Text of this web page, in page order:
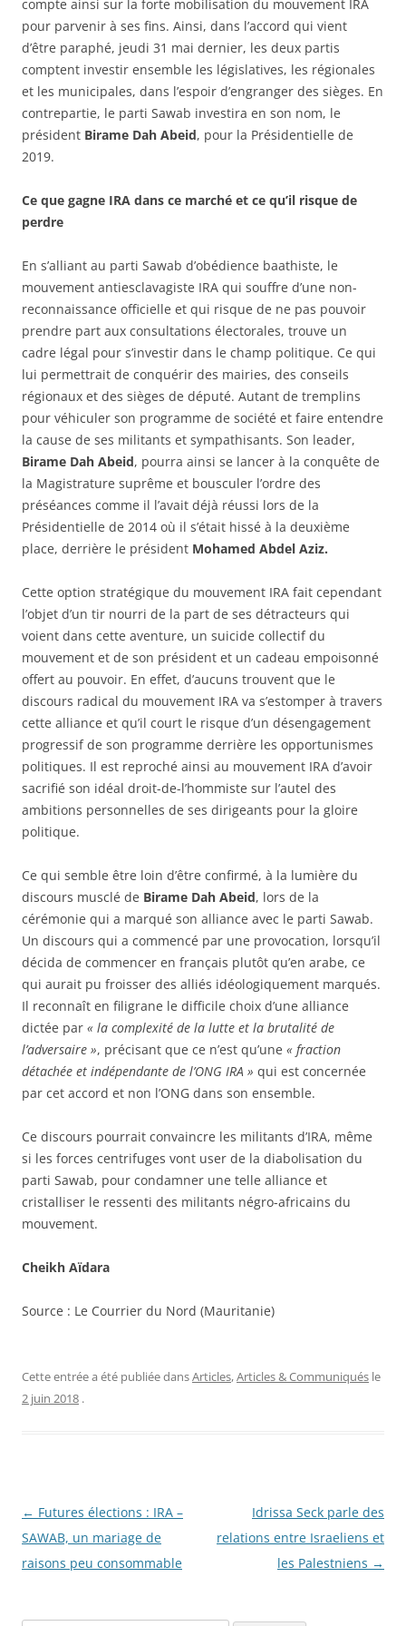
compte ainsi sur la forte mobilisation du mouvement IRA
pour parvenir à ses fins. Ainsi, dans l’accord qui vient
d’être paraphé, jeudi 31 mai dernier, les deux partis
comptent investir ensemble les législatives, les régionales
et les municipales, dans l’espoir d’engranger des sièges. En
contrepartie, le parti Sawab investira en son nom, le
président Birame Dah Abeid, pour la Présidentielle de
2019.
Ce que gagne IRA dans ce marché et ce qu’il risque de
perdre
En s’alliant au parti Sawab d’obédience baathiste, le
mouvement antiesclavagiste IRA qui souffre d’une non-
reconnaissance officielle et qui risque de ne pas pouvoir
prendre part aux consultations électorales, trouve un
cadre légal pour s’investir dans le champ politique. Ce qui
lui permettrait de conquérir des mairies, des conseils
régionaux et des sièges de député. Autant de tremplins
pour véhiculer son programme de société et faire entendre
la cause de ses militants et sympathisants. Son leader,
Birame Dah Abeid, pourra ainsi se lancer à la conquête de
la Magistrature suprême et bousculer l’ordre des
préséances comme il l’avait déjà réussi lors de la
Présidentielle de 2014 où il s’était hissé à la deuxième
place, derrière le président Mohamed Abdel Aziz.
Cette option stratégique du mouvement IRA fait cependant
l’objet d’un tir nourri de la part de ses détracteurs qui
voient dans cette aventure, un suicide collectif du
mouvement et de son président et un cadeau empoisonné
offert au pouvoir. En effet, d’aucuns trouvent que le
discours radical du mouvement IRA va s’estomper à travers
cette alliance et qu’il court le risque d’un désengagement
progressif de son programme derrière les opportunismes
politiques. Il est reproché ainsi au mouvement IRA d’avoir
sacrifié son idéal droit-de-l’hommiste sur l’autel des
ambitions personnelles de ses dirigeants pour la gloire
politique.
Ce qui semble être loin d’être confirmé, à la lumière du
discours musclé de Birame Dah Abeid, lors de la
cérémonie qui a marqué son alliance avec le parti Sawab.
Un discours qui a commencé par une provocation, lorsqu’il
décida de commencer en français plutôt qu’en arabe, ce
qui aurait pu froisser des alliés idéologiquement marqués.
Il reconnaît en filigrane le difficile choix d’une alliance
dictée par « la complexité de la lutte et la brutalité de
l’adversaire », précisant que ce n’est qu’une « fraction
détachée et indépendante de l’ONG IRA » qui est concernée
par cet accord et non l’ONG dans son ensemble.
Ce discours pourrait convaincre les militants d’IRA, même
si les forces centrifuges vont user de la diabolisation du
parti Sawab, pour condamner une telle alliance et
cristalliser le ressenti des militants négro-africains du
mouvement.
Cheikh Aïdara
Source : Le Courrier du Nord (Mauritanie)
Cette entrée a été publiée dansArticles,Articles & Communiqués le
2 juin 2018 .
Navigation
des
articles
← Futures élections : IRA –
SAWAB, un mariage de
raisons peu consommable
Idrissa Seck parle des
relations entre Israeliens et
les Palestniens →